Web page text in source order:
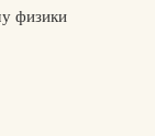
физики